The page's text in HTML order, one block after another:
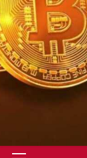
Skip
to
content